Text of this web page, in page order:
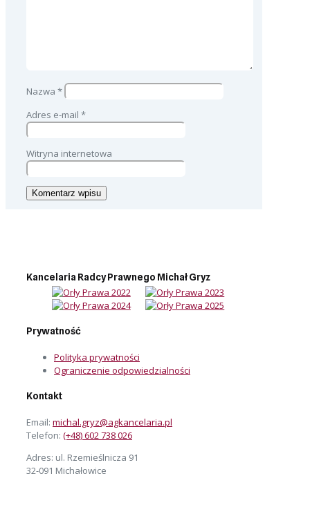
Nazwa *
Adres e-mail *
Witryna internetowa
Kancelaria Radcy Prawnego Michał Gryz
Prywatność
Polityka prywatności
Ograniczenie odpowiedzialności
Kontakt
Email: michal.gryz@agkancelaria.pl
Telefon: (+48) 602 738 026
Adres: ul. Rzemieślnicza 91
32-091 Michałowice